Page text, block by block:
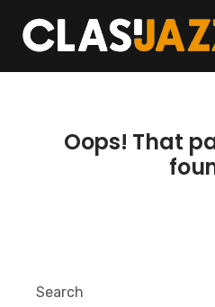
content
Oops! That